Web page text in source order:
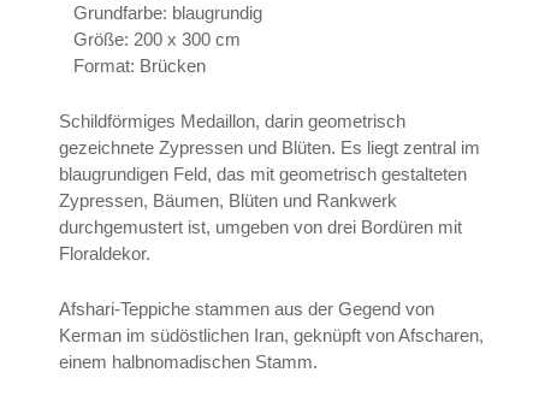
Grundfarbe: blaugrundig
Größe: 200 x 300 cm
Format: Brücken
Schildförmiges Medaillon, darin geometrisch
gezeichnete Zypressen und Blüten. Es liegt zentral im
blaugrundigen Feld, das mit geometrisch gestalteten
Zypressen, Bäumen, Blüten und Rankwerk
durchgemustert ist, umgeben von drei Bordüren mit
Floraldekor.
Afshari-Teppiche stammen aus der Gegend von
Kerman im südöstlichen Iran, geknüpft von Afscharen,
einem halbnomadischen Stamm.